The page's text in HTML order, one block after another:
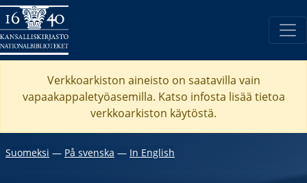
Verkkoarkiston aineisto on saatavilla vain
vapaakappaletyöasemilla. Katso infosta lisää tietoa
verkkoarkiston käytöstä.
Suomeksi ― På svenska ― In English